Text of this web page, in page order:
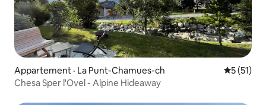
Appartement · La Punt-Chamues-ch Note
5 (51)
Chesa Sper l'Ovel - Alpine Hideaway